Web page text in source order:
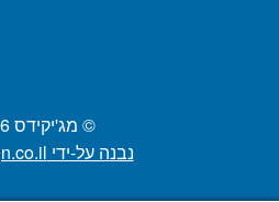
© מג'יקידס 2026
נבנה על-ידי db-design.co.il